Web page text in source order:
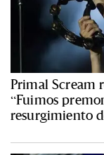
Primal Scream
“Fuimos
resurgimiento